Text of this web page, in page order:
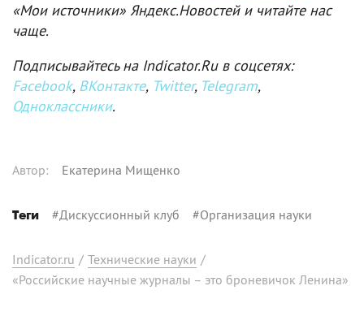
«Мои источники» Яндекс.Новостей и читайте нас
чаще.
Подписывайтесь на Indicator.Ru в соцсетях:
Facebook, ВКонтакте, Twitter, Telegram,
Одноклассники.
Автор: Екатерина Мищенко
Теги #Дискуссионный клуб #Организация науки
Indicator.ru / Технические науки /
«Российские научные журналы – это броневичок Ленина»